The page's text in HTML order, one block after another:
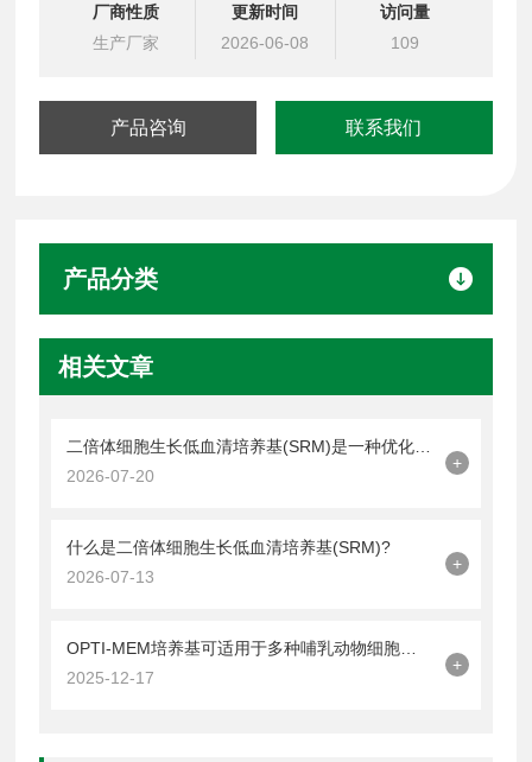
厂商性质
生产厂家
更新时间
2026-06-08
访问量
109
产品咨询 联系我们
产品分类
相关文章
2026-07-20
+
什么是二倍体细胞生长低血清培养基(SRM)?
2026-07-13
+
2025-12-17
+